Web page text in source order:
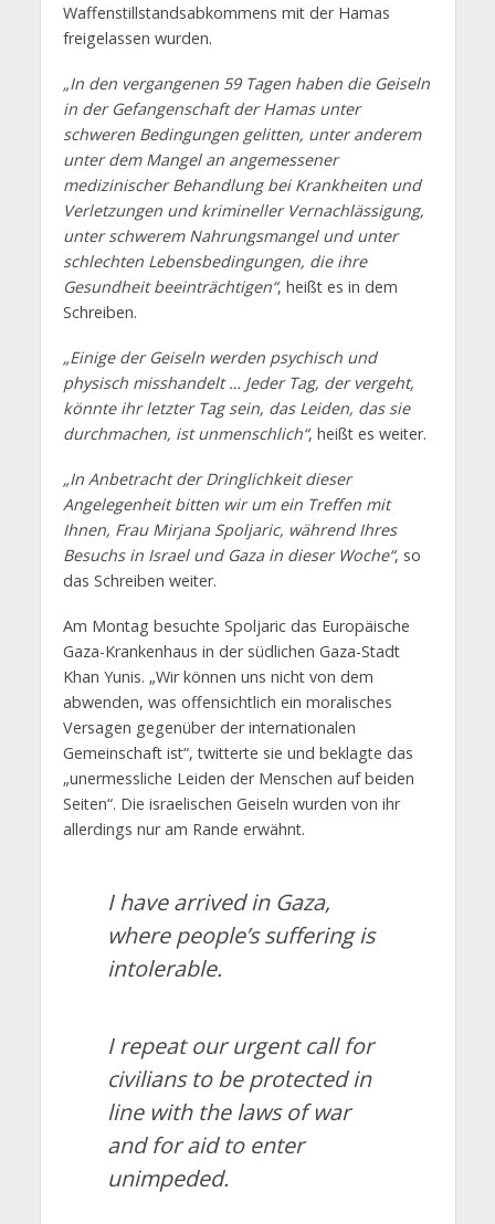
Waffenstillstandsabkommens mit der Hamas
freigelassen wurden.
„In den vergangenen 59 Tagen haben die Geiseln
in der Gefangenschaft der Hamas unter
schweren Bedingungen gelitten, unter anderem
unter dem Mangel an angemessener
medizinischer Behandlung bei Krankheiten und
Verletzungen und krimineller Vernachlässigung,
unter schwerem Nahrungsmangel und unter
schlechten Lebensbedingungen, die ihre
Gesundheit beeinträchtigen“, heißt es in dem
Schreiben.
„Einige der Geiseln werden psychisch und
physisch misshandelt … Jeder Tag, der vergeht,
könnte ihr letzter Tag sein, das Leiden, das sie
durchmachen, ist unmenschlich“, heißt es weiter.
„In Anbetracht der Dringlichkeit dieser
Angelegenheit bitten wir um ein Treffen mit
Ihnen, Frau Mirjana Spoljaric, während Ihres
Besuchs in Israel und Gaza in dieser Woche“, so
das Schreiben weiter.
Am Montag besuchte Spoljaric das Europäische
Gaza-Krankenhaus in der südlichen Gaza-Stadt
Khan Yunis. „Wir können uns nicht von dem
abwenden, was offensichtlich ein moralisches
Versagen gegenüber der internationalen
Gemeinschaft ist“, twitterte sie und beklagte das
„unermessliche Leiden der Menschen auf beiden
Seiten“. Die israelischen Geiseln wurden von ihr
allerdings nur am Rande erwähnt.
I have arrived in Gaza,
where people’s suffering is
intolerable.
I repeat our urgent call for
civilians to be protected in
line with the laws of war
and for aid to enter
unimpeded.